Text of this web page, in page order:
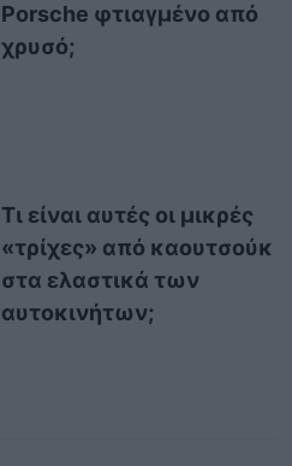
Porsche φτιαγμένο από
χρυσό;
Τι είναι αυτές οι μικρές
«τρίχες» από καουτσούκ
στα ελαστικά των
αυτοκινήτων;